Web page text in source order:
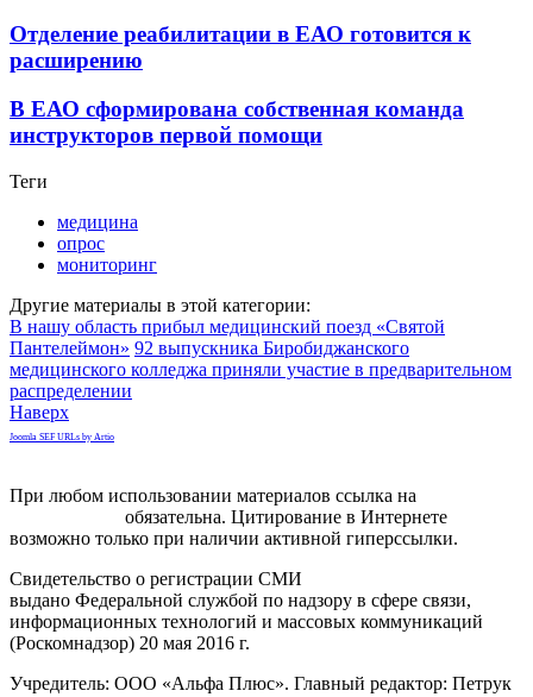
Отделение реабилитации в ЕАО готовится к
расширению
В ЕАО сформирована собственная команда
инструкторов первой помощи
Теги
медицина
опрос
мониторинг
Другие материалы в этой категории:
В нашу область прибыл медицинский поезд «Святой
Пантелеймон» 92 выпускника Биробиджанского
медицинского колледжа приняли участие в предварительном
распределении
Наверх
Joomla SEF URLs by Artio
При любом использовании материалов ссылка на
обязательна. Цитирование в Интернете
возможно только при наличии активной гиперссылки.
Свидетельство о регистрации СМИ
выдано Федеральной службой по надзору в сфере связи,
информационных технологий и массовых коммуникаций
(Роскомнадзор) 20 мая 2016 г.
Учредитель: ООО «Альфа Плюс». Главный редактор: Петрук